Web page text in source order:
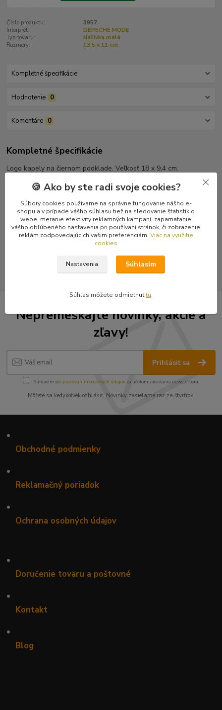
Číslo produktu:
3957
Interprét:
DEPECHE MODE
Typ tovaru:
Nášivka malá
Rozmery:
13,5 x 11 cm
Kompletné špecifikácie
Hodnotenie 0
Komentáre 0
Kompletné špecifikácie
Logo kapely na čiernom podklade. Veľkosť 18 x 9,4 cm.
Tovar zaradený v kategóriách
Nášivky
Nepremeškajte novinky, akcie a
zľavy!
Prihlásiť sa
Súhlasím sospracovaním osobných údajov za účelom zasielania newslettera.
Môžete sa kedykoľvek odhlásiť. Novinky zasielame raz za štvrťrok.
•
Obchodné podmienky
•
Reklamačný poriadok
•
Ochrana osobných údajov
•
Doručenie tovaru a poštovné
•
Kontakt
•
Blog
🍪 Ako by ste radi svoje cookies?
Súbory cookies používame na správne fungovanie nášho e-
shopu a v prípade vášho súhlasu tiež na sledovanie štatistík o
webe, meranie efektivity reklamných kampaní, zapamätanie
vášho obľúbeného nastavenia pri používaní stránok, či zobrazenie
reklám zodpovedajúcich vašim preferenciám. Viac na využitie
cookies
Nastavenia Súhlasím
Súhlas môžete odmietnuťtu.